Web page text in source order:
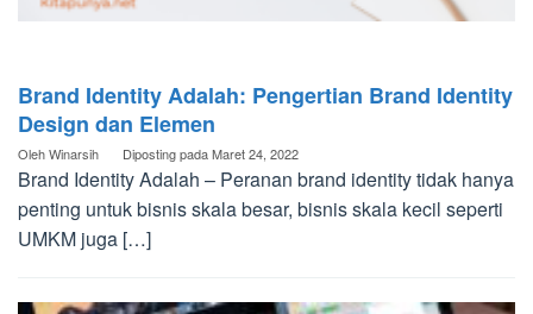
Brand Identity Adalah: Pengertian Brand Identity
Design dan Elemen
OlehWinarsih Diposting padaMaret 24, 2022
Brand Identity Adalah – Peranan brand identity tidak hanya
penting untuk bisnis skala besar, bisnis skala kecil seperti
UMKM juga […]